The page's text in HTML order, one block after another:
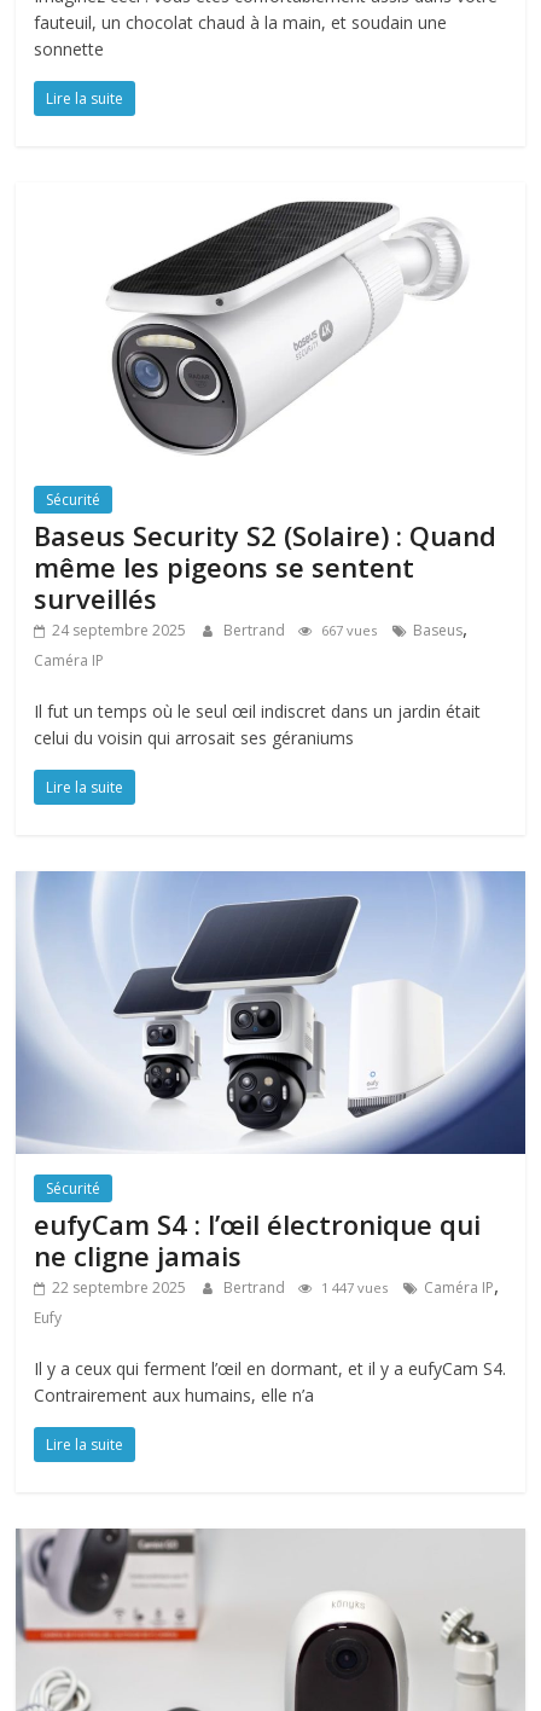
fauteuil, un chocolat chaud à la main, et soudain une
sonnette
Lire la suite
Sécurité
Baseus Security S2 (Solaire) : Quand
même les pigeons se sentent
surveillés
24 septembre 2025 Bertrand 667 vues Baseus,
Caméra IP
Il fut un temps où le seul œil indiscret dans un jardin était
celui du voisin qui arrosait ses géraniums
Lire la suite
Sécurité
eufyCam S4 : l’œil électronique qui
ne cligne jamais
22 septembre 2025 Bertrand 1 447 vues Caméra IP,
Eufy
Il y a ceux qui ferment l’œil en dormant, et il y a eufyCam S4.
Contrairement aux humains, elle n’a
Lire la suite